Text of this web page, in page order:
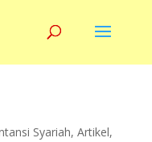
Syariah, Artikel,